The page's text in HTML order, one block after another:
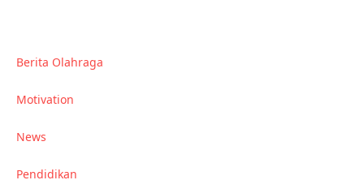
Berita Olahraga
Motivation
News
Pendidikan